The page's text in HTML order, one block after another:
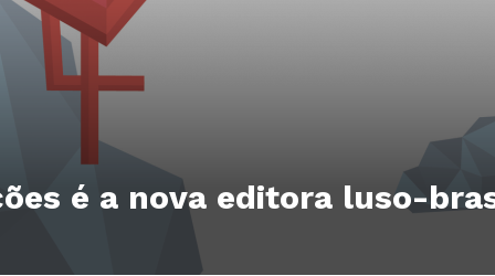
é a nova editora luso-